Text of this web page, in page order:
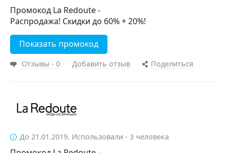
Промокод La Redoute -
Распродажа! Скидки до 60% + 20%!
Показать промокод
Отзывы - 0 Добавить отзыв Поделиться
До 21.01.2019. Использовали - 3 человека